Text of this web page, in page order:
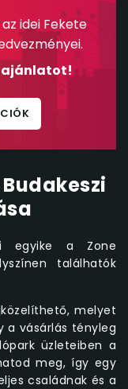
idei Fekete
ajánlatot!
egyike a Zone
találhatók
melyet
a vásárlás tényleg
üzleteiben a
meg, így egy
családnak és a